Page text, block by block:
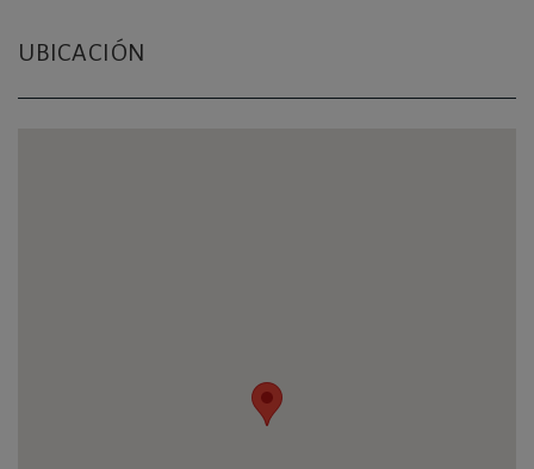
UBICACIÓN